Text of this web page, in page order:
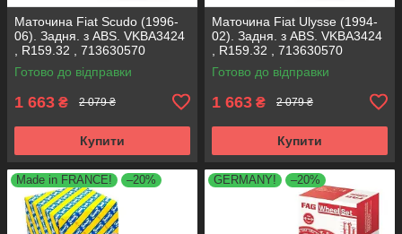
Маточина Fiat Scudo (1996-
06). Задня. з ABS. VKBA3424
, R159.32 , 713630570
SHAFER Австрія
Готово до відправки
1 663 ₴ 2 079 ₴
Купити
Маточина Fiat Ulysse (1994-
02). Задня. з ABS. VKBA3424
, R159.32 , 713630570
SHAFER Австрія
Готово до відправки
1 663 ₴ 2 079 ₴
Купити
Made in FRANCE! –20% GERMANY! –20%